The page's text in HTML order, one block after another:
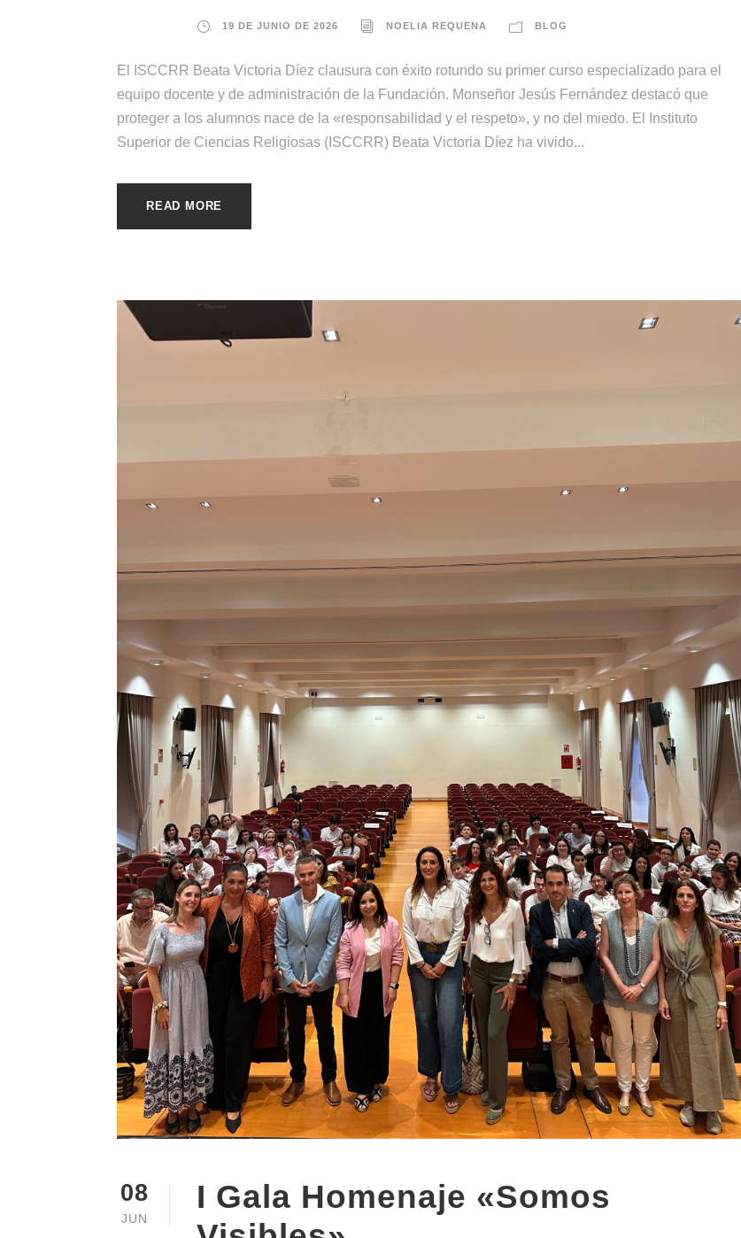
19 DE JUNIO DE 2026 NOELIA REQUENA BLOG
El ISCCRR Beata Victoria Díez clausura con éxito rotundo su primer curso especializado para el
equipo docente y de administración de la Fundación. Monseñor Jesús Fernández destacó que
proteger a los alumnos nace de la «responsabilidad y el respeto», y no del miedo. El Instituto
Superior de Ciencias Religiosas (ISCCRR) Beata Victoria Díez ha vivido...
READ MORE
08
JUN
I Gala Homenaje «Somos